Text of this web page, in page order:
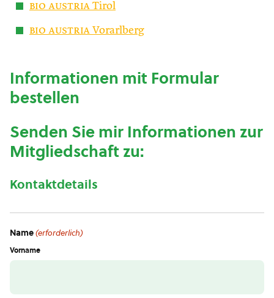
bio austria Tirol
bio austria Vorarlberg
Informationen mit Formular
bestellen
Senden Sie mir Informationen zur
Mitgliedschaft zu:
Kontaktdetails
Name(erforderlich)
Vorname